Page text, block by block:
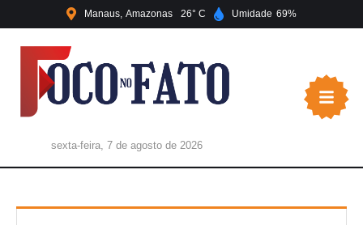
Manaus Amazonas 26 Umidade 69
sexta-feira, 7 de agosto de 2026